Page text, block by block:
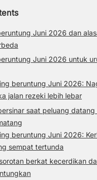
Juni 2026 dan
Juni 2026 untuk
beruntung Juni 2026:
jalan rezeki lebih lebar
saat peluang datang
beruntung Juni 2026:
sempat tertunda
berkat kecerdikan